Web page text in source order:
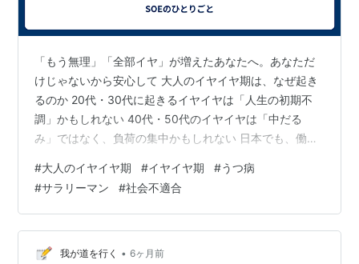
「もう無理」「全部イヤ」が増えたあなたへ。あなただ
けじゃないから安心して 大人のイヤイヤ期は、なぜ起き
るのか 20代・30代に起きるイヤイヤは「人生の初期不
調」かもしれない 40代・50代のイヤイヤは「中だる
み」ではなく、負荷の集中かもしれない 日本でも、働く
なく防衛反応のことがある 大人のイヤイヤ期で苦しいの
は、「イヤと言えない」から 「自分だけおかしい」をや
めるところから回復は始まる 大人のイヤイヤ期に、まず
効くもの それでも、頑張れない日はある 「あなただけじ
ゃない」と、何度でも言いたい 「もう無理」「全部イ
#大人のイヤイヤ期 #イヤイヤ期 #うつ病
#サラリーマン #社会不適合
我が道を行く • 6ヶ月前